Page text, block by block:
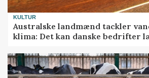
KULTUR
Australske landmænd tackler
klima: Det kan danske bedrifter